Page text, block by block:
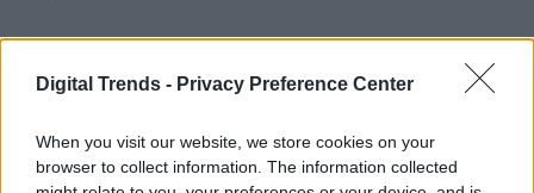
Digital Trends - Privacy Preference Center
When you visit our website, we store cookies on your
browser to collect information. The information collected
Diego Bastarrica
Senior Editor